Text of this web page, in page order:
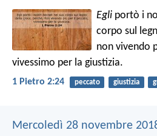
Egli portò i
corpo sul
non vivendo
vivessimo per la giustizia.
1 Pietro 2:24 peccato giustizia
Mercoledì 28 novembre